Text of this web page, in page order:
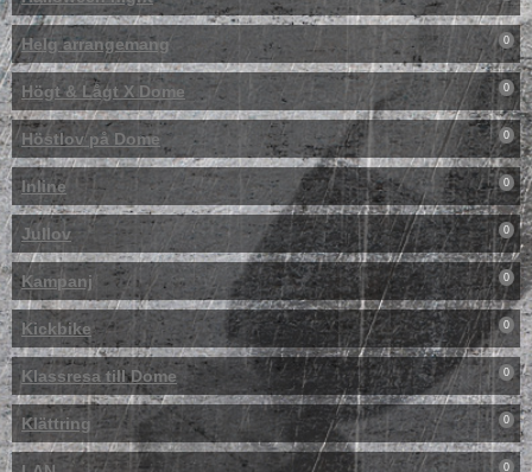
Helg arrangemang 0
Högt & Lågt X Dome 0
Höstlov på Dome 0
Inline 0
Jullov 0
Kampanj 0
Kickbike 0
Klassresa till Dome 0
Klättring 0
0